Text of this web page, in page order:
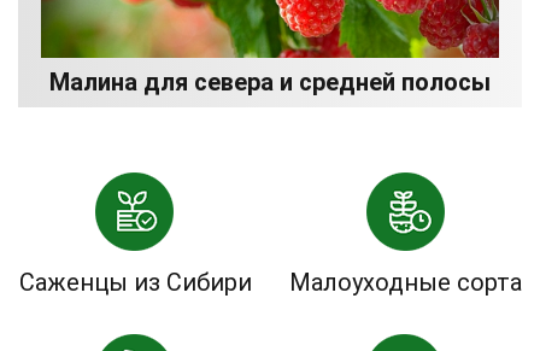
Малина для севера и средней полосы
Саженцы из Сибири Малоуходные сорта